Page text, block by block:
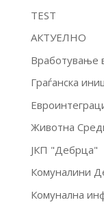
TEST
АКТУЕЛНО
Вработување
Граѓанска
Животна
ЈКП "Дебрца"
Комуналини
Комунална